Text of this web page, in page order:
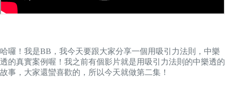
哈囉！我是BB，我今天要跟大家分享一個用吸引力法則，中樂
透的真實案例喔！我之前有個影片就是用吸引力法則的中樂透的
故事，大家還蠻喜歡的，所以今天就做第二集！